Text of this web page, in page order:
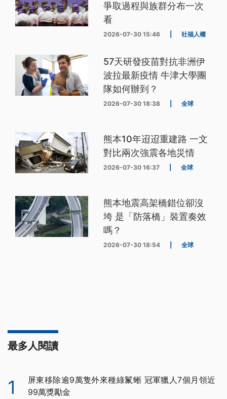
爭取過程與族群分布一次
看
2026-07-30 15:46 社福人權
57天研發疫苗對抗非洲伊
波拉最新疫情 牛津大學團
隊如何辦到？
2026-07-30 18:38 全球
熊本10年迢迢重建路 一文
對比兩次強震各地災情
2026-07-30 16:37 全球
熊本地震高架橋錯位卻沒
垮 是「防落橋」裝置奏效
嗎？
2026-07-30 18:54 全球
最多人閱讀
1
屏東移除逾9萬隻外來種綠鬣蜥 冠軍獵人7個月領近
99萬獎勵金